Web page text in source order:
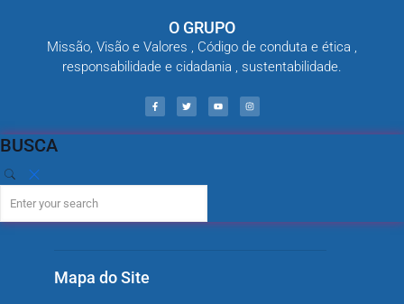
O GRUPO
Missão, Visão e Valores , Código de conduta e ética ,
responsabilidade e cidadania , sustentabilidade.
BUSCA
Mapa do Site